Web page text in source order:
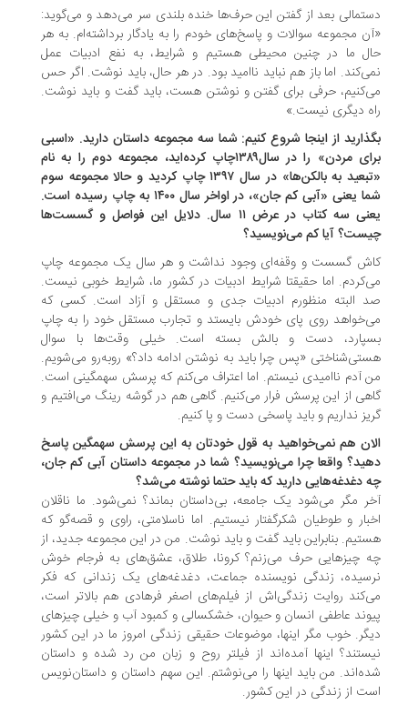
بعد از گفتن این حرف‌ها خنده‌ بلندی سر می‌دهد و می‌گوید:
مجموعه سوالات و پاسخ‌های خودم را به یادگار برداشته‌ام. به هر
ما در چنین محیطی هستیم و شرایط، به نفع ادبیات عمل
اما باز هم نباید ناامید بود. در هر حال، باید نوشت. اگر حس
حرفی برای گفتن و نوشتن هست، باید گفت و باید نوشت.
دیگری نیست.»
از اینجا شروع کنیم: شما سه مجموعه داستان دارید. «اسبی
برای مردن» را در سال۱۳۸۹چاپ کرده‌اید، مجموعه دوم را به نام
«تبعید به بالکن‌ها» در سال ۱۳۹۷ چاپ کردید و حالا مجموعه سوم
شما یعنی «آبی کم جان»، در اواخر سال ۱۴۰۰ به چاپ رسیده است.
یعنی سه کتاب در عرض ۱۱ سال. دلایل این فواصل و گسست‌ها
آیا کم می‌نویسید؟
گسست و وقفه‌ای وجود نداشت و هر سال یک مجموعه چاپ
اما حقیقتا شرایط ادبیات در کشور ما، شرایط خوبی نیست.
البته منظورم ادبیات جدی و مستقل و آزاد است. کسی که
روی پای خودش بایستد و تجارب مستقل خود را به چاپ
دست و بالش بسته است. خیلی وقت‌ها با سوال
«پس چرا باید به نوشتن ادامه داد؟» روبه‌رو می‌شویم.
آدم ناامیدی نیستم. اما اعتراف می‌کنم که پرسش سهمگینی است.
از این پرسش فرار می‌کنیم. گاهی هم در گوشه‌ رینگ می‌افتیم و
نداریم و باید پاسخی دست و پا کنیم.
هم نمی‌خواهید به قول خودتان به این پرسش سهمگین پاسخ
واقعا چرا می‌نویسید؟ شما در مجموعه داستان آبی کم جان،
دغدغه‌هایی دارید که باید حتما نوشته می‌شد؟
مگر می‌شود یک جامعه، بی‌داستان بماند؟ نمی‌شود. ما ناقلان
و طوطیان شکرگفتار نیستیم. اما ناسلامتی، راوی و قصه‌گو که
بنابراین باید گفت و باید نوشت. من در این مجموعه‌ جدید، از
چیزهایی حرف می‌زنم؟ کرونا، طلاق، عشق‌های به فرجام خوش
زندگی نویسنده جماعت، دغدغه‌های یک زندانی که فکر
روایت زندگی‌اش از فیلم‌های اصغر فرهادی هم بالاتر است،
عاطفی انسان و حیوان، خشکسالی و کمبود آب و خیلی چیزهای
خوب مگر اینها، موضوعات حقیقی زندگی امروز ما در این کشور
اینها آمده‌اند از فیلتر روح و زبان من رد شده و داستان
من باید اینها را می‌نوشتم. این سهم داستان و داستان‌نویس
از زندگی در این کشور.